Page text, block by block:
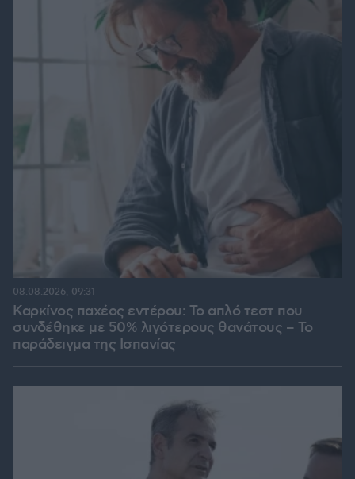
Καρκίνος παχέος εντέρου: Το απλό τεστ που
συνδέθηκε με 50% λιγότερους θανάτους – Το
παράδειγμα της Ισπανίας
08.08.2026, 09:31